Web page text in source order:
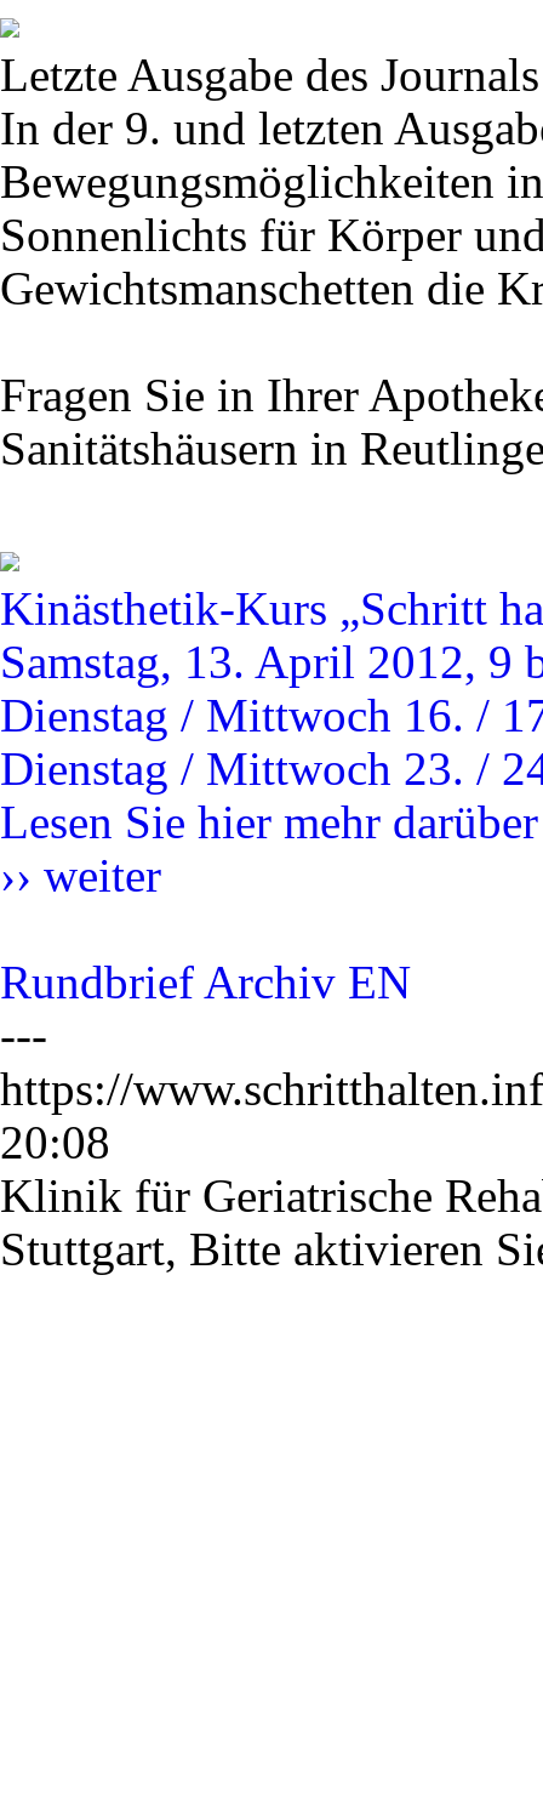
Letzte Ausgabe des
In der 9. und letzten
Bewegungsmöglichkeiten
Sonnenlichts für Körper
Gewichtsmanschetten die
Fragen Sie in Ihrer
Sanitätshäusern in
Kinästhetik-Kurs „Schritt
Samstag, 13. April 2012, 9
Dienstag / Mittwoch 16. /
Dienstag / Mittwoch 23. /
Lesen Sie hier mehr
›› weiter
Rundbrief Archiv EN
---
https://
20:08
Klinik für Geriatrische
Stuttgart, Bitte aktivieren